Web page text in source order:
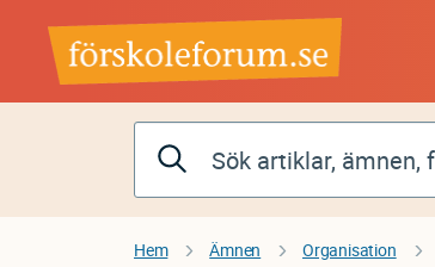
huvudinnehåll
Hem Ämnen Organisation